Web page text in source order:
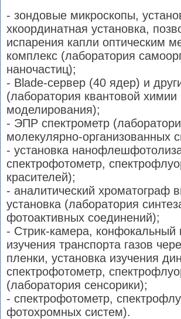
- зондовые микроскопы,
хкоординатная установка,
испарения капли оптическим
комплекс (лаборатория
наночастиц);
- Blade-сервер (40 ядер) и
(лаборатория квантовой
моделирования);
- ЭПР спектрометр
молекулярно-организованных
- установка
спектрофотометр,
красителей);
- аналитический хроматограф
установка (лаборатория
фотоактивных соединений);
- Стрик-камера, конфокальный
изучения транспорта газов
пленки, установка изучения
спектрофотометр,
(лаборатория сенсорики);
- спектрофотометр,
фотохромных систем).